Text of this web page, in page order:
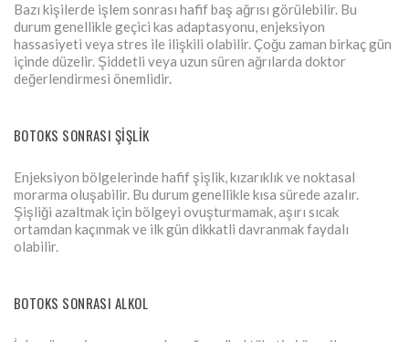
Bazı kişilerde işlem sonrası hafif baş ağrısı görülebilir. Bu
durum genellikle geçici kas adaptasyonu, enjeksiyon
hassasiyeti veya stres ile ilişkili olabilir. Çoğu zaman birkaç gün
içinde düzelir. Şiddetli veya uzun süren ağrılarda doktor
değerlendirmesi önemlidir.
BOTOKS SONRASI ŞIŞLIK
Enjeksiyon bölgelerinde hafif şişlik, kızarıklık ve noktasal
morarma oluşabilir. Bu durum genellikle kısa sürede azalır.
Şişliği azaltmak için bölgeyi ovuşturmamak, aşırı sıcak
ortamdan kaçınmak ve ilk gün dikkatli davranmak faydalı
olabilir.
BOTOKS SONRASI ALKOL